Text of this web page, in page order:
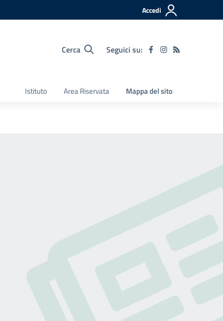
Accedi
Cerca Seguici su:
Istituto Area Riservata Mappa del sito